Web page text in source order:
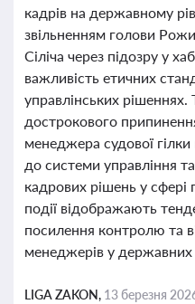
кадрів на державному
звільненням голови
Сіліча через підозру у
важливість етичних
управлінських рішеннях.
дострокового
менеджера судової
до системи управління
кадрових рішень у сфері
події відображають
посилення контролю та
менеджерів у державних
LIGA ZAKON, 13 березня